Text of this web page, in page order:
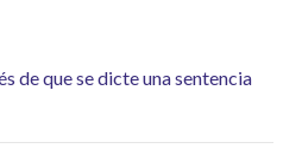
de que se dicte una sentencia